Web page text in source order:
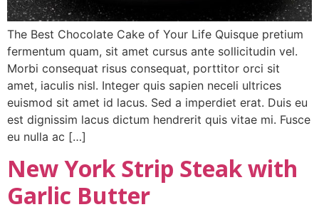
The Best Chocolate Cake of Your Life Quisque pretium
fermentum quam, sit amet cursus ante sollicitudin vel.
Morbi consequat risus consequat, porttitor orci sit
amet, iaculis nisl. Integer quis sapien neceli ultrices
euismod sit amet id lacus. Sed a imperdiet erat. Duis eu
est dignissim lacus dictum hendrerit quis vitae mi. Fusce
eu nulla ac […]
New York Strip Steak with
Garlic Butter